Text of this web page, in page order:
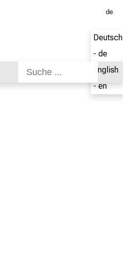
de
Deutsch
- de
English
- en